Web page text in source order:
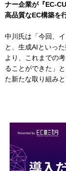
ナー企業が『EC-
高品質なEC構築を
中川氏は「今回、
と、生成AIといっ
より、これまでの
ることができた」
た新たな取り組みと